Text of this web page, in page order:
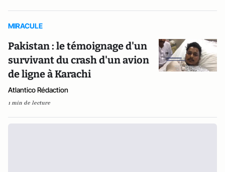
MIRACULE
Pakistan : le témoignage d'un
survivant du crash d'un avion
de ligne à Karachi
Atlantico Rédaction
1 min de lecture